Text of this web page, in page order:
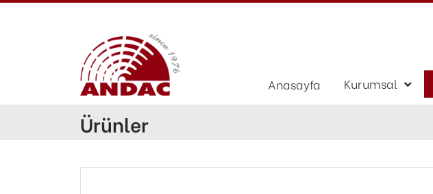
Anasayfa Kurumsal
Ürünler